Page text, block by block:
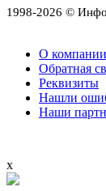
1998-2026 ©
О компании
Обратная
Реквизиты
Нашли
Наши
x